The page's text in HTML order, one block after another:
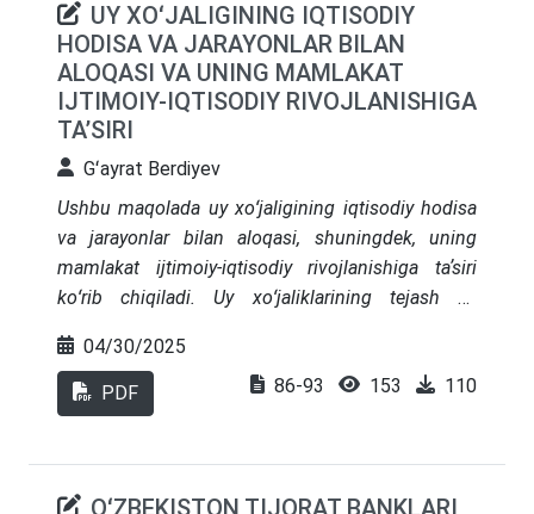
asoslangan. Maqolada daromad solig‘i yig‘ish
mexanizmlarining samaradorligi va adolatlilik
darajasi iqtisodiy barqarorlik va byudjetga
tushumlar nuqtai nazaridan tahlil etilgan.
UY XOʻJALIGINING IQTISODIY
HODISA VA JARAYONLAR BILAN
ALOQASI VA UNING MAMLAKAT
IJTIMOIY-IQTISODIY RIVOJLANISHIGA
TAʼSIRI
Gʻayrat Berdiyev
Ushbu maqolada uy xoʻjaligining iqtisodiy hodisa
va jarayonlar bilan aloqasi, shuningdek, uning
mamlakat ijtimoiy-iqtisodiy rivojlanishiga taʼsiri
koʻrib chiqiladi. Uy xoʻjaliklarining tejash va
sikli nazariyasi (Modigliani) va doimiy daromad
gipotezasi (Fridman) kabi asosiy nazariyalar
muhokama qilinadi. Jamgʻarma stavkalariga taʼsir
stavkalari tahlil qilinadi. Uy xoʻjaliklarining
04/30/2025
PDF 86-93 153 110
OʻZBEKISTON TIJORAT BANKLARI